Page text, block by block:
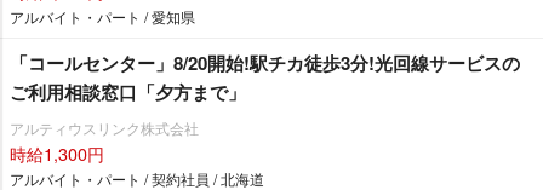
アルバイト・パート / 愛知県
「コールセンター」8/20開始!駅チカ徒歩3分!光回線サービスの
ご利用相談窓口「夕方まで」
アルティウスリンク株式会社
時給1,300円
アルバイト・パート / 契約社員 / 北海道